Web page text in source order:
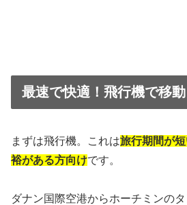
最速で快適！飛行機で移動
まずは飛行機。これは旅行期間が
裕がある方向けです。
ダナン国際空港からホーチミンの